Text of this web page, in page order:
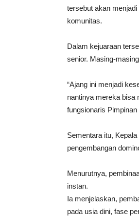
tersebut akan
komunitas.
Dalam kejuaraan
senior. Masing-
“Ajang ini menjadi
nantinya mereka bisa
fungsionaris
Sementara itu,
pengembangan
Menurutnya,
instan.
Ia menjelaskan,
pada usia dini, fase